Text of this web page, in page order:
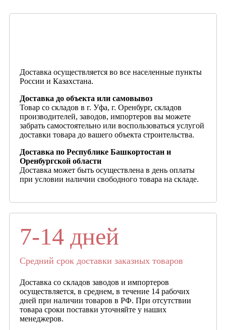
Доставка осуществляется во все населенные пункты
России и Казахстана.
Доставка до объекта или самовывоз
Товар со складов в г. Уфа, г. Оренбург, складов
производителей, заводов, импортеров вы можете
забрать самостоятельно или воспользоваться услугой
доставки товара до вашего объекта строительства.
Доставка по Республике Башкортостан и
Оренбургской области
Доставка может быть осуществлена в день оплаты
при условии наличии свободного товара на складе.
7-14 дней
Средний срок доставки заказных товаров
Доставка со складов заводов и импортеров
осуществляется, в среднем, в течение 14 рабочих
дней при наличии товаров в РФ. При отсутствии
товара сроки поставки уточняйте у наших
менеджеров.